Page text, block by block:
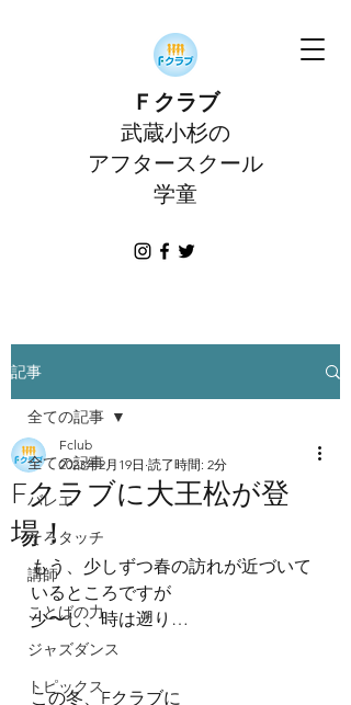
Ｆクラブ
武蔵小杉の
アフタースクール
学童
記事
全ての記事
バレエ
そろタッチ
講師
ことばの力
ジャズダンス
トピックス
全ての記事
Fクラブに大王松が登
場！
Fclub
2023年2月19日 読了時間: 2分
もう、少しずつ春の訪れが近づいて
いるところですが
少〜し、時は遡り…
この冬、Fクラブに